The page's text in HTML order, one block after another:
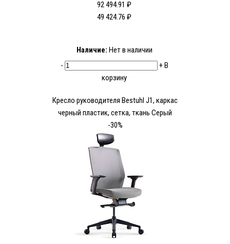
92 494.91 ₽
49 424.76 ₽
Наличие: Нет в наличии
-
+В
корзину
Кресло руководителя Bestuhl J1, каркас
черный пластик, сетка, ткань Серый
-30%